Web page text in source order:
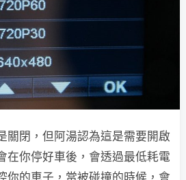
關閉，但阿湯認為這是需要開啟
在你停好車後，會透過最低耗電
你的車子，當被碰撞的時候，會